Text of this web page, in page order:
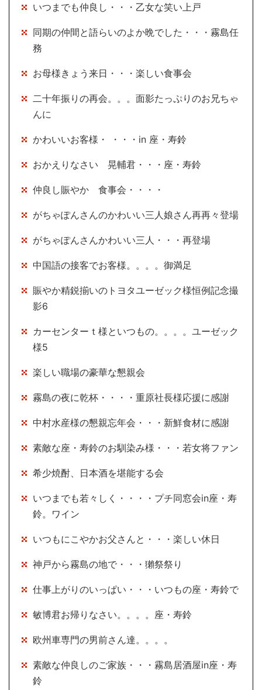
いつまでも仲良し・・・乙女な笑い上戸
同期の仲間と語らいのよか晩でした・・・霧島任
務
お母様きょう来日・・・楽しい食事会
二十年振りの再会。。。面影たっぷりのお兄ちゃ
んに
かわいいお客様・ ・・・in 座・寿鈴
おかえりなさい 晃輔君・・・座・寿鈴
仲良し賑やか 食事会・・・・
がちゃぽんさんのかわいい三人娘さん再再々登場
がちゃぽんさんかわいい三人・・・再登場
中国語の接客でお客様。。。。御満足
賑やか精鋭揃いのトヨタユーゼック様恒例記念撮
影6
カーセンターｔ様といつもの。。。。ユーゼック
様5
楽しい職場の豪華な懇親会
霧島の夜に乾杯・・・・重原社長様応援に感謝
中村水産様の懇親忘年会・・・新鮮食材に感謝
素敵な座・寿鈴のお馴染み様・・・若女将ファン
希少焼酎、日本酒を堪能する会
いつまでも若々しく・・・・プチ同窓会in座・寿
鈴。ワイン
いつもにこやかお父さんと・・・楽しい休日
神戸から霧島の地で・・・獺祭祭り
仕事上がりのいっぱい・・・いつもの座・寿鈴で
敏博君お帰りなさい。。。。座・寿鈴
欧州車専門の男前さん達。。。。
素敵な仲良しのご家族・・・霧島居酒屋in座・寿
鈴